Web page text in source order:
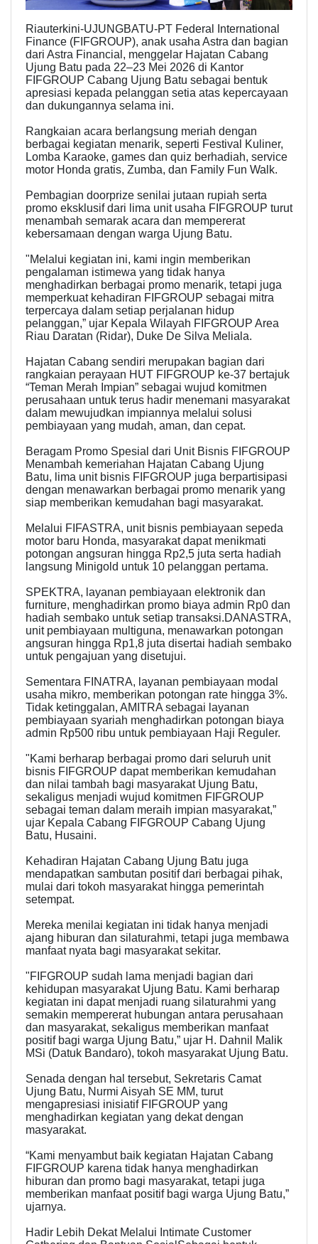
Riauterkini-UJUNGBATU-PT Federal International
Finance (FIFGROUP), anak usaha Astra dan bagian
dari Astra Financial, menggelar Hajatan Cabang
Ujung Batu pada 22–23 Mei 2026 di Kantor
FIFGROUP Cabang Ujung Batu sebagai bentuk
apresiasi kepada pelanggan setia atas kepercayaan
dan dukungannya selama ini.
Rangkaian acara berlangsung meriah dengan
berbagai kegiatan menarik, seperti Festival Kuliner,
Lomba Karaoke, games dan quiz berhadiah, service
motor Honda gratis, Zumba, dan Family Fun Walk.
Pembagian doorprize senilai jutaan rupiah serta
promo eksklusif dari lima unit usaha FIFGROUP turut
menambah semarak acara dan mempererat
kebersamaan dengan warga Ujung Batu.
"Melalui kegiatan ini, kami ingin memberikan
pengalaman istimewa yang tidak hanya
menghadirkan berbagai promo menarik, tetapi juga
memperkuat kehadiran FIFGROUP sebagai mitra
terpercaya dalam setiap perjalanan hidup
pelanggan,” ujar Kepala Wilayah FIFGROUP Area
Riau Daratan (Ridar), Duke De Silva Meliala.
Hajatan Cabang sendiri merupakan bagian dari
rangkaian perayaan HUT FIFGROUP ke-37 bertajuk
“Teman Merah Impian” sebagai wujud komitmen
perusahaan untuk terus hadir menemani masyarakat
dalam mewujudkan impiannya melalui solusi
pembiayaan yang mudah, aman, dan cepat.
Beragam Promo Spesial dari Unit Bisnis FIFGROUP
Menambah kemeriahan Hajatan Cabang Ujung
Batu, lima unit bisnis FIFGROUP juga berpartisipasi
dengan menawarkan berbagai promo menarik yang
siap memberikan kemudahan bagi masyarakat.
Melalui FIFASTRA, unit bisnis pembiayaan sepeda
motor baru Honda, masyarakat dapat menikmati
potongan angsuran hingga Rp2,5 juta serta hadiah
langsung Minigold untuk 10 pelanggan pertama.
SPEKTRA, layanan pembiayaan elektronik dan
furniture, menghadirkan promo biaya admin Rp0 dan
hadiah sembako untuk setiap transaksi.DANASTRA,
unit pembiayaan multiguna, menawarkan potongan
angsuran hingga Rp1,8 juta disertai hadiah sembako
untuk pengajuan yang disetujui.
Sementara FINATRA, layanan pembiayaan modal
usaha mikro, memberikan potongan rate hingga 3%.
Tidak ketinggalan, AMITRA sebagai layanan
pembiayaan syariah menghadirkan potongan biaya
admin Rp500 ribu untuk pembiayaan Haji Reguler.
"Kami berharap berbagai promo dari seluruh unit
bisnis FIFGROUP dapat memberikan kemudahan
dan nilai tambah bagi masyarakat Ujung Batu,
sekaligus menjadi wujud komitmen FIFGROUP
sebagai teman dalam meraih impian masyarakat,”
ujar Kepala Cabang FIFGROUP Cabang Ujung
Batu, Husaini.
Kehadiran Hajatan Cabang Ujung Batu juga
mendapatkan sambutan positif dari berbagai pihak,
mulai dari tokoh masyarakat hingga pemerintah
setempat.
Mereka menilai kegiatan ini tidak hanya menjadi
ajang hiburan dan silaturahmi, tetapi juga membawa
manfaat nyata bagi masyarakat sekitar.
"FIFGROUP sudah lama menjadi bagian dari
kehidupan masyarakat Ujung Batu. Kami berharap
kegiatan ini dapat menjadi ruang silaturahmi yang
semakin mempererat hubungan antara perusahaan
dan masyarakat, sekaligus memberikan manfaat
positif bagi warga Ujung Batu,” ujar H. Dahnil Malik
MSi (Datuk Bandaro), tokoh masyarakat Ujung Batu.
Senada dengan hal tersebut, Sekretaris Camat
Ujung Batu, Nurmi Aisyah SE MM, turut
mengapresiasi inisiatif FIFGROUP yang
menghadirkan kegiatan yang dekat dengan
masyarakat.
“Kami menyambut baik kegiatan Hajatan Cabang
FIFGROUP karena tidak hanya menghadirkan
hiburan dan promo bagi masyarakat, tetapi juga
memberikan manfaat positif bagi warga Ujung Batu,”
ujarnya.
Hadir Lebih Dekat Melalui Intimate Customer